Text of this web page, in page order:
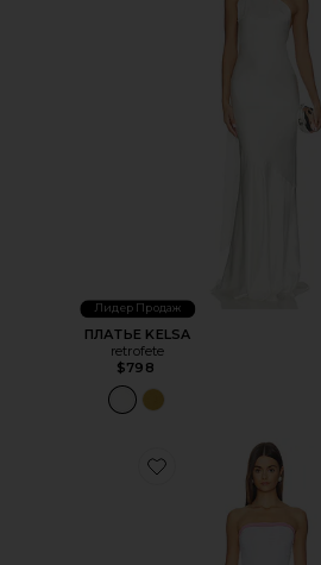
Лидер Продаж
ПЛАТЬЕ KELSA
retrofete
$798
Favorite ПЛАТЬЕ MIRELDA